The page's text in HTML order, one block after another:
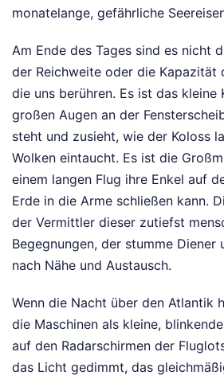
monatelange, gefährliche
Am Ende des Tages sind es nicht
der Reichweite oder die Kapazität
die uns berühren. Es ist das kleine
großen Augen an der
steht und zusieht, wie der Koloss
Wolken eintaucht. Es ist die
einem langen Flug ihre Enkel auf
Erde in die Arme schließen kann.
der Vermittler dieser zutiefst
Begegnungen, der stumme Diener
nach Nähe und Austausch.
Wenn die Nacht über den Atlantik
die Maschinen als kleine,
auf den Radarschirmen der
das Licht gedimmt, das